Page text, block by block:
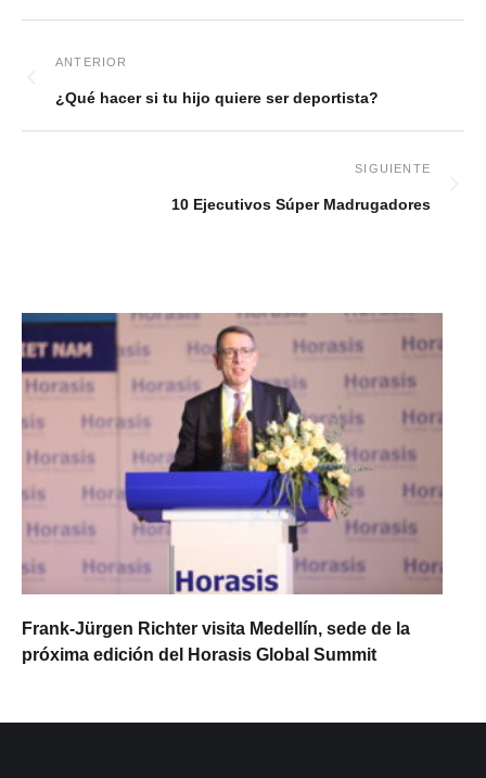
¿Qué hacer si tu hijo quiere ser deportista?
10 Ejecutivos Súper Madrugadores
Frank-Jürgen Richter visita Medellín, sede de la
próxima edición del Horasis Global Summit